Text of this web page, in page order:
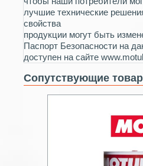
лучшие технические
свойства
продукции могут быть
Паспорт Безопасности на
доступен на сайте
Сопутствующие